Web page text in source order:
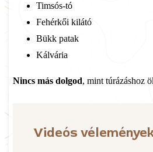
Timsós-tó
Fehérkői kilátó
Bükk patak
Kálvária
Nincs más dolgod, mint túrázáshoz
Videós